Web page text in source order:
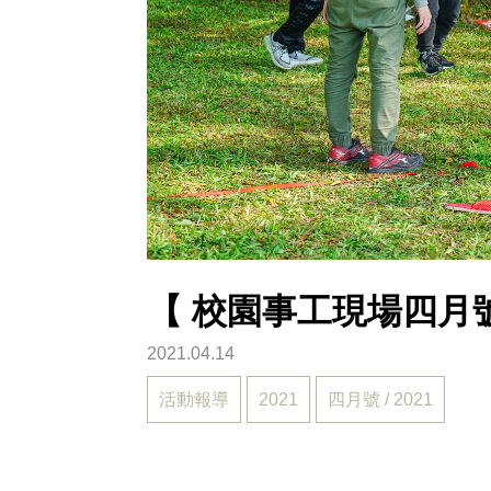
【 校園事工現場四月
2021.04.14
活動報導 2021 四月號 / 2021